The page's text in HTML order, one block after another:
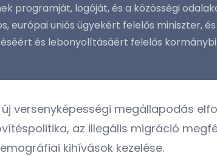
programját, logóját, és a közösségi
uniós ügyekért felelős miniszter, és
és lebonyolításáért felelős
új versenyképességi megállapodás
az illegális migráció
kihívások kezelése.